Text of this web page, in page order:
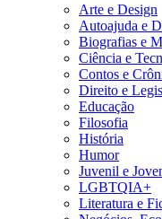
Arte e Design
Autoajuda e
Biografias e
Ciência e
Contos e
Direito e
Educação
Filosofia
História
Humor
Juvenil e
LGBTQIA+
Literatura e